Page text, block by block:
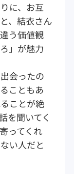
に、お互
、結衣さん
う価値観
」が魅力
会ったの
こともあ
ことが絶
を聞いてく
ってくれ
い人だと